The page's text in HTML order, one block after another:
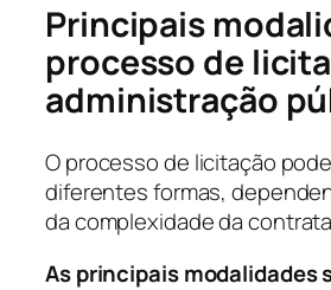
Principais
processo de
administração
O processo de licitação
diferentes formas,
da complexidade da
As principais modalidades